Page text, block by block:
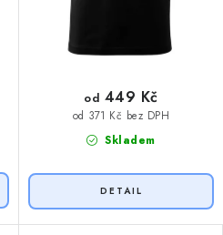
Skladem
od 371 Kč bez DPH
od 449 Kč